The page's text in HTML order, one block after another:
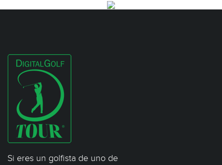
Si eres un golfista de uno de